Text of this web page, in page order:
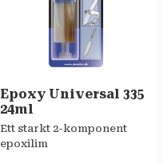
Epoxy Universal 335
24ml
Ett starkt 2-komponent
epoxilim